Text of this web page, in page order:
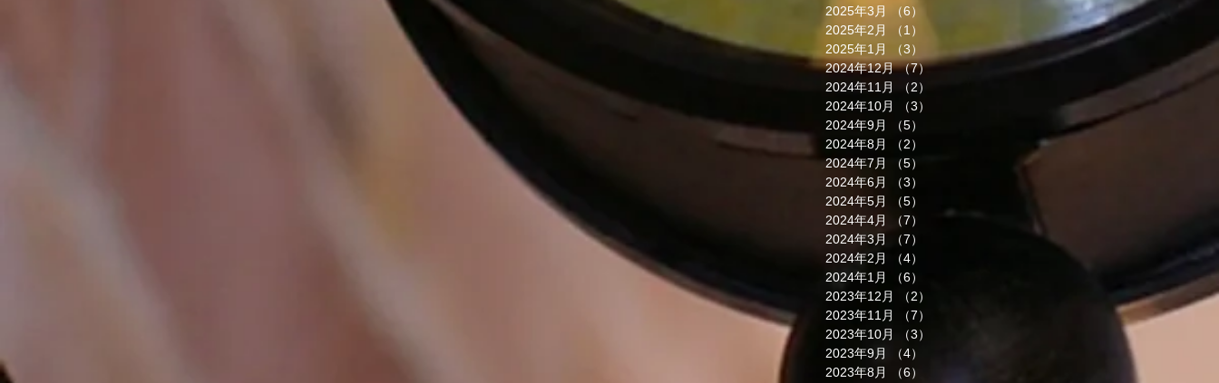
2025年3月
（6）
2025年2月
（1）
2025年1月
（3）
3件の記事
2024年12月 （7）7件の記事
2024年11月
（2）
2024年10月
（3）
2024年9月
（5）
2024年8月
（2）
2024年7月
（5）
2024年6月
（3）
2024年5月
（5）
2024年4月
（7）
2024年3月
（7）
2024年2月
（4）
2024年1月
（6）
2023年12月
（2）
2023年11月
（7）
2023年10月
（3）
2023年9月
（4）
2023年8月
（6）